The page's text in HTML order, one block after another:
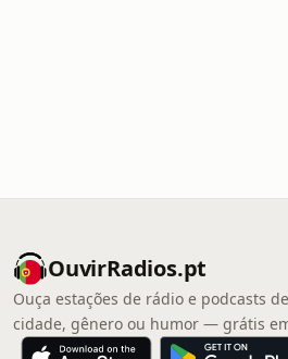
OuvirRadios.pt
Ouça estações de rádio e podcasts
cidade, gênero ou humor — grátis